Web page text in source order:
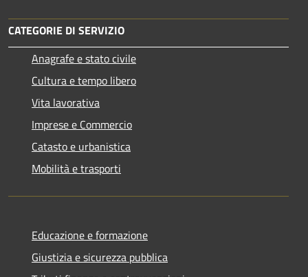
CATEGORIE DI SERVIZIO
Anagrafe e stato civile
Cultura e tempo libero
Vita lavorativa
Imprese e Commercio
Catasto e urbanistica
Mobilità e trasporti
Educazione e formazione
Giustizia e sicurezza pubblica